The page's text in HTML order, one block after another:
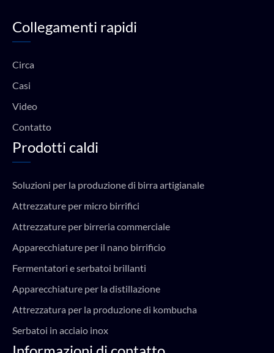
b
o
u
b
a
g
s
a
Collegamenti rapidi
Circa
Casi
Video
Contatto
Prodotti caldi
Soluzioni per la produzione di birra artigianale
Attrezzature per micro birrifici
Attrezzature per birreria commerciale
Apparecchiature per il nano birrificio
Fermentatori e serbatoi brillanti
Apparecchiature per la distillazione
Attrezzatura per la produzione di kombucha
Serbatoi in acciaio inox